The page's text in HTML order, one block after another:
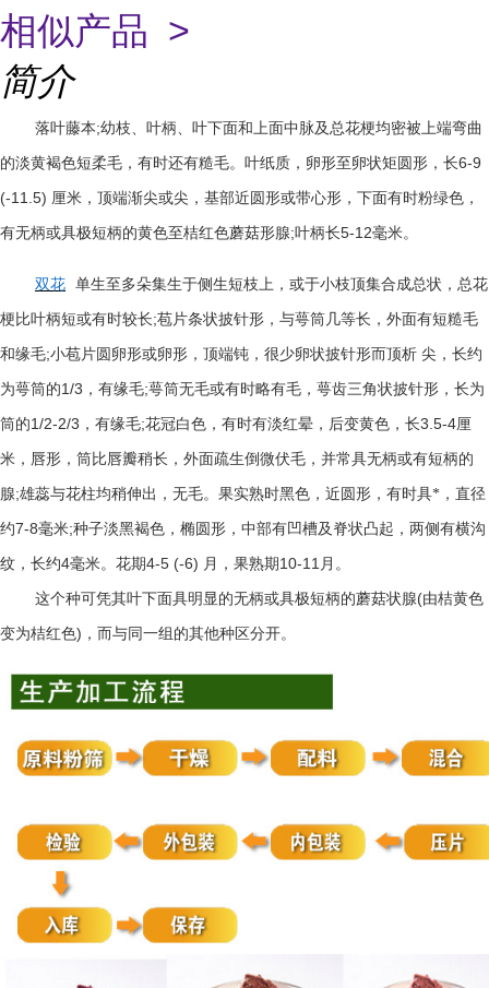
相似产品 >
简介
落叶藤本;幼枝、叶柄、叶下面和上面中脉及总花梗均密被上端弯曲
的淡黄褐色短柔毛，有时还有糙毛。叶纸质，卵形至卵状矩圆形，长6-9
(-11.5) 厘米，顶端渐尖或尖，基部近圆形或带心形，下面有时粉绿色，
有无柄或具极短柄的黄色至桔红色蘑菇形腺;叶柄长5-12毫米。
双花 单生至多朵集生于侧生短枝上，或于小枝顶集合成总状，总花
梗比叶柄短或有时较长;苞片条状披针形，与萼筒几等长，外面有短糙毛
和缘毛;小苞片圆卵形或卵形，顶端钝，很少卵状披针形而顶析 尖，长约
为萼筒的1/3 ，有缘毛;萼筒无毛或有时略有毛，萼齿三角状披针形，长为
筒的1/2-2/3 ，有缘毛;花冠白色，有时有淡红晕，后变黄色，长3.5-4厘
米，唇形，筒比唇瓣稍长，外面疏生倒微伏毛，并常具无柄或有短柄的
腺;雄蕊与花柱均稍伸出，无毛。果实熟时黑色，近圆形，有时具*，直径
约7-8毫米;种子淡黑褐色，椭圆形，中部有凹槽及脊状凸起，两侧有横沟
纹，长约4毫米。花期4-5 (-6) 月，果熟期 10-11 月。
这个种可凭其叶下面具明显的无柄或具极短柄的蘑菇状腺(由桔黄色
变为桔红色) ，而与同一组的其他种区分开。